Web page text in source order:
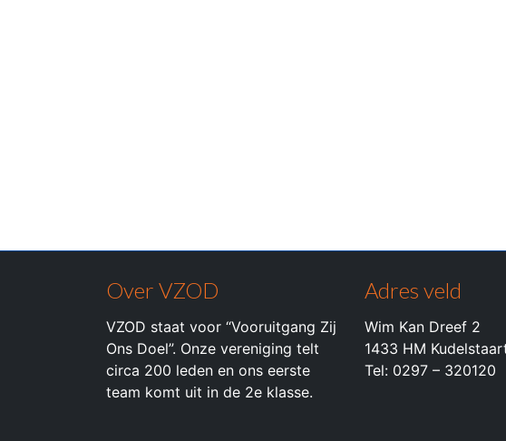
Over VZOD
VZOD staat voor “Vooruitgang Zij
Ons Doel”. Onze vereniging telt
circa 200 leden en ons eerste
team komt uit in de 2e klasse.
Adres veld
Wim Kan Dreef 2
1433 HM
Tel: 0297 – 320120